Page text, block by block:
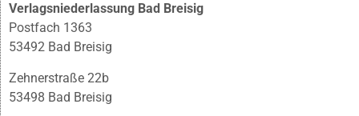
Verlagsniederlassung Bad Breisig
Postfach 1363
53492 Bad Breisig
Zehnerstraße 22b
53498 Bad Breisig